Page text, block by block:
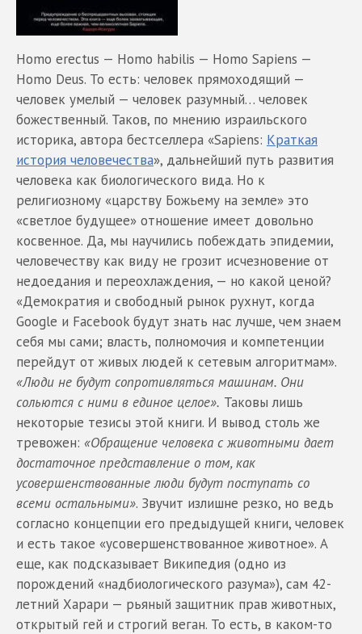
Homo erectus — Homo habilis — Homo Sapiens —
Homo Deus. То есть: человек прямоходящий —
человек умелый — человек разумный… человек
божественный. Таков, по мнению израильского
историка, автора бестселлера «Sapiens: Краткая
история человечества», дальнейший путь развития
человека как биологического вида. Но к
религиозному «царству Божьему на земле» это
«светлое будущее» отношение имеет довольно
косвенное. Да, мы научились побеждать эпидемии,
человечеству как виду не грозит исчезновение от
недоедания и переохлаждения, — но какой ценой?
«Демократия и свободный рынок рухнут, когда
Google и Facebook будут знать нас лучше, чем знаем
себя мы сами; власть, полномочия и компетенции
перейдут от живых людей к сетевым алгоритмам».
«Люди не будут сопротивляться машинам. Они
сольются с ними в единое целое». Таковы лишь
некоторые тезисы этой книги. И вывод столь же
тревожен: «Обращение человека с животными дает
достаточное представление о том, как
усовершенствованные люди будут поступать со
всеми остальными». Звучит излишне резко, но ведь
согласно концепции его предыдущей книги, человек
и есть такое «усовершенствованное животное». А
еще, как подсказывает Википедия (одно из
порождений «надбиологического разума»), сам 42-
летний Харари — рьяный защитник прав животных,
открытый гей и строгий веган. То есть, в каком-то